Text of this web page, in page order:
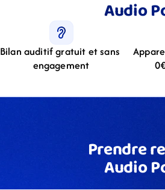
Audio
Bilan auditif gratuit et sans
engagement
Prendre
Audio